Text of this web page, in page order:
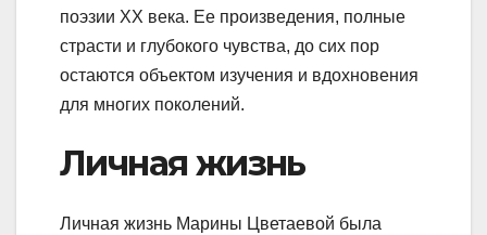
поэзии XX века. Ее произведения, полные
страсти и глубокого чувства, до сих пор
остаются объектом изучения и вдохновения
для многих поколений.
Личная жизнь
Личная жизнь Марины Цветаевой была